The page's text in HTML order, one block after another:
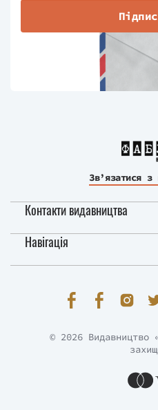
Зв’язатися з
Контакти видавництва
Навігація
© 2026 Видавництво